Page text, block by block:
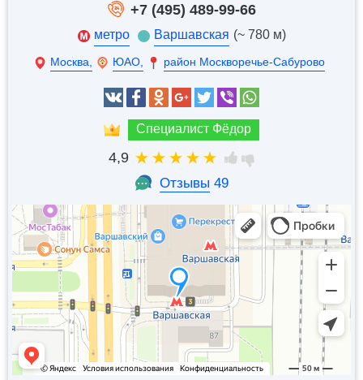
+7 (495) 489-99-66
метро Варшавская (~ 780 м)
Москва, ЮАО, район Москворечье-Сабурово
Специалист Фёдор
4,9
Отзывы 49